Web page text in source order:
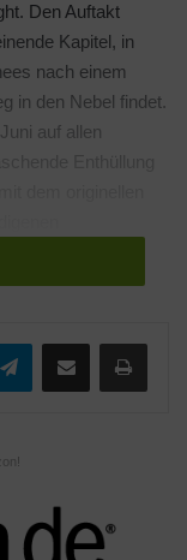
Den Auftakt
Kapitel, in
nach einem
in den Nebel findet.
auf allen
The Life Road folgt
auf allen
auf die
ab 2027
Telegram